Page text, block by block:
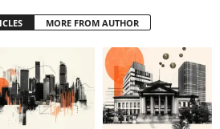
MORE FROM AUTHOR